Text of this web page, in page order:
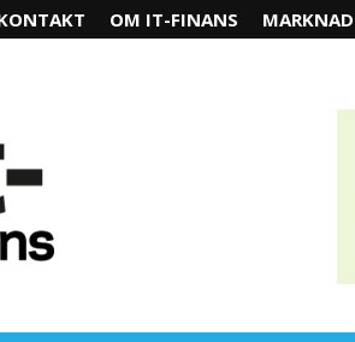
OM IT-FINANS